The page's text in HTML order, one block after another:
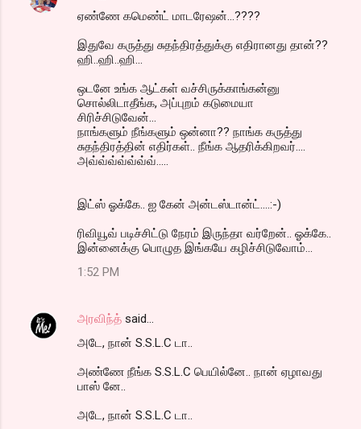
ஏண்ணே கமெண்ட் மாடரேஷன்...????
இதுவே கருத்து சுதந்திரத்துக்கு எதிரானது தான்??
ஹி..ஹி..ஹி...
ஒடனே உங்க ஆட்கள் வச்சிருக்காங்கன்னு
சொல்லிடாதீங்க, அப்புறம் கடுமையா
சிரிச்சிடுவேன்...
நாங்களும் நீங்களும் ஒன்னா?? நாங்க கருத்து
சுதந்திரத்தின் எதிர்கள்.. நீங்க ஆதரிக்கிறவர்....
அவ்வ்வ்வ்வ்வ்வ்.....
இட்ஸ் ஓக்கே.. ஐ கேன் அன்டஸ்டான்ட்....:-)
ரிவியூவ் படிச்சிட்டு நேரம் இருந்தா வர்றேன்.. ஓக்கே..
இன்னைக்கு பொழுத இங்கயே கழிச்சிடுவோம்...
1:52 PM
அரவிந்த் said…
அடே, நான் S.S.L.C டா..
அண்ணே நீங்க S.S.L.C பெயில்னே.. நான் ஏழாவது
பாஸ் னே..
அடே, நான் S.S.L.C டா..